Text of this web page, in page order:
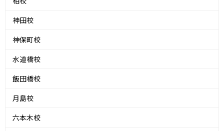
神田校
神保町校
水道橋校
飯田橋校
月島校
六本木校